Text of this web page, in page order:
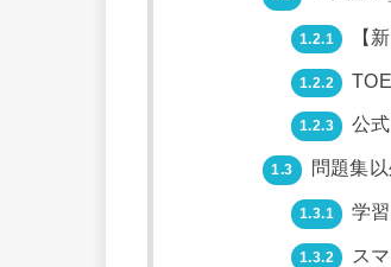
1.2.1 【
1.2.2
1.2.3 公
1.3 問題集
1.3.1 学
1.3.2 ス